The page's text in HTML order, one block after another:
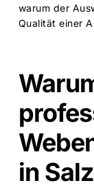
warum der
Qualität einer
in